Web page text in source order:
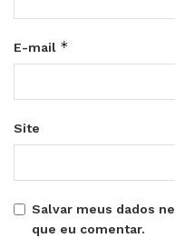
E-mail *
Site
Salvar meus dados
que eu comentar.